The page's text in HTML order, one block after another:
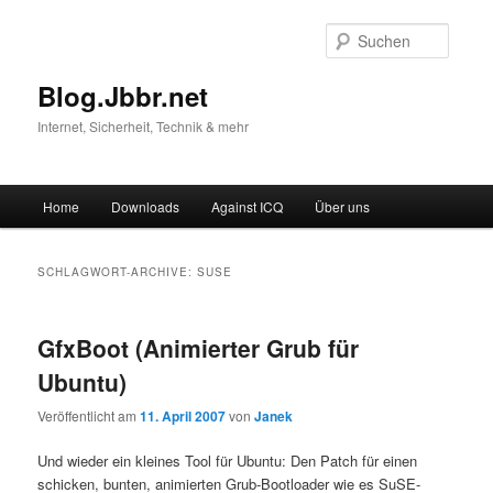
Blog.Jbbr.net
Internet, Sicherheit, Technik & mehr
Zum
Zum
wechseln
Home Downloads Against ICQ Über uns
SCHLAGWORT-ARCHIVE:SUSE
GfxBoot (Animierter Grub für
Ubuntu)
Veröffentlicht am11. April 2007vonJanek
Und wieder ein kleines Tool für Ubuntu: Den Patch für einen
schicken, bunten, animierten Grub-Bootloader wie es SuSE-